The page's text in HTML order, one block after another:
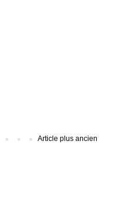
Article plus ancien